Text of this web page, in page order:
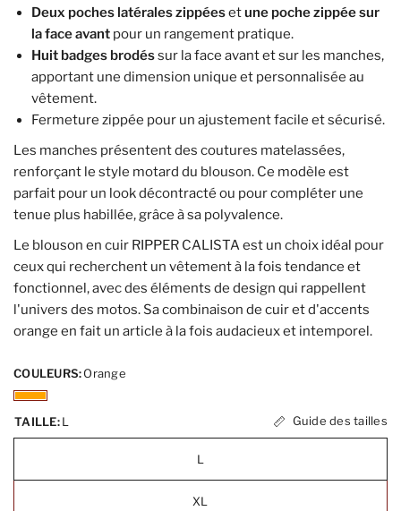
Deux poches latérales zippéesetune poche zippée sur
la face avant pour un rangement pratique.
Huit badges brodéssur la face avant et sur les manches,
apportant une dimension unique et personnalisée au
vêtement.
Fermeture zippée pour un ajustement facile et sécurisé.
Les manches présentent des coutures matelassées,
renforçant le style motard du blouson. Ce modèle est
parfait pour un look décontracté ou pour compléter une
tenue plus habillée, grâce à sa polyvalence.
Le blouson en cuir RIPPER CALISTA est un choix idéal pour
ceux qui recherchent un vêtement à la fois tendance et
fonctionnel, avec des éléments de design qui rappellent
l'univers des motos. Sa combinaison de cuir et d'accents
orange en fait un article à la fois audacieux et intemporel.
COULEURS:Orange
TAILLE:L Guide des tailles
L
XL